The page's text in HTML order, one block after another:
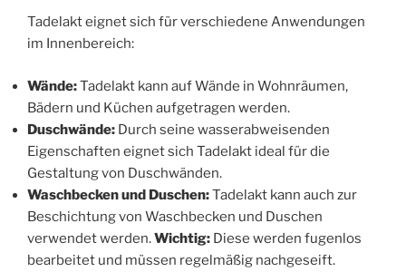
Tadelakt eignet sich für verschiedene Anwendungen
im Innenbereich:
Wände:Tadelakt kann auf Wände in Wohnräumen,
Bädern und Küchen aufgetragen werden.
Duschwände: Durch seine wasserabweisenden
Eigenschaften eignet sich Tadelakt ideal für die
Gestaltung von Duschwänden.
Waschbecken und Duschen:Tadelakt kann auch zur
Beschichtung von Waschbecken und Duschen
verwendet werden.Wichtig: Diese werden fugenlos
bearbeitet und müssen regelmäßig nachgeseift.